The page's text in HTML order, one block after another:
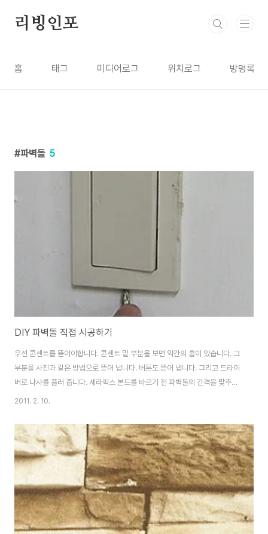
리빙인포
홈 태그 미디어로그 위치로그 방명록
파벽돌 5
DIY 파벽돌 직접 시공하기
우선 콘센트를 뜯어야합니다. 콘센트 밑 부분을 보면 약간의 홈이 있습니다. 그
부분을 사진과 같은 방법으로 뜯어 냅니다. 버튼도 뜯어 냅니다. 그리고 드라이
버로 나사를 풀러 줍니다. 세라픽스 본드를 바르기 전 파벽돌의 간격을 맞추기
위한작업 입니다. 세로 사이즈를 중간 중간에 측정합니다. 그리고 가로 사이즈
3000과7000의 차이점은 접착력 차이 입니다. 3000은 접착력이 7000보
다 약해서 글라스타일 본드로 많이 쓰입니다. 7000은 파벽돌 본드로 많이 쓰
입니다. 톱니헤라로 벽면에 세라픽스를 발라줍니다. 파벽돌을 붙여줍니다. 파
벽돌의 간격은 고대 칼이 들어갈수 있을 정도입니다. 사진과 같이 붙여 줍니다.
파벽돌 절단 방법..
2011. 2. 10.